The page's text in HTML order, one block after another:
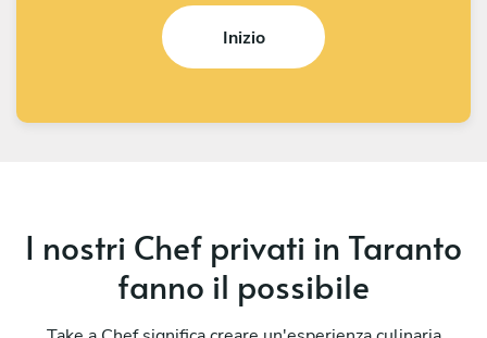
Inizio
I nostri Chef privati in Taranto
fanno il possibile